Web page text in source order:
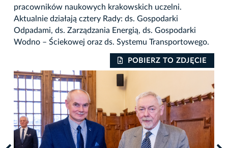
pracowników naukowych krakowskich uczelni.
Aktualnie działają cztery Rady: ds. Gospodarki
Odpadami, ds. Zarządzania Energią, ds. Gospodarki
Wodno – Ściekowej oraz ds. Systemu Transportowego.
POBIERZ TO ZDJĘCIE